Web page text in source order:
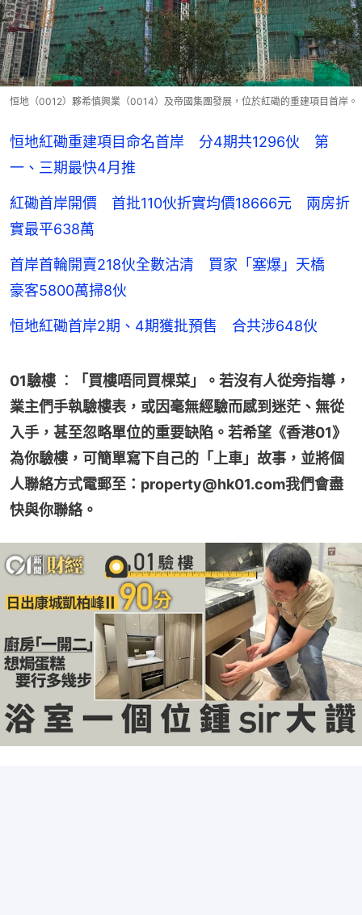
恒地（0012）夥希慎興業（0014）及帝國集團發展，位於紅磡的重建項目首岸。
恒地紅磡重建項目命名首岸 分4期共1296伙 第
一、三期最快4月推
紅磡首岸開價 首批110伙折實均價18666元 兩房折
實最平638萬
首岸首輪開賣218伙全數沽清 買家「塞爆」天橋
豪客5800萬掃8伙
恒地紅磡首岸2期、4期獲批預售 合共涉648伙
01驗樓 ︰「買樓唔同買棵菜」。若沒有人從旁指導，
業主們手執驗樓表，或因毫無經驗而感到迷茫、無從
入手，甚至忽略單位的重要缺陷。若希望《香港01》
為你驗樓，可簡單寫下自己的「上車」故事，並將個
人聯絡方式電郵至：property@hk01.com我們會盡
快與你聯絡。